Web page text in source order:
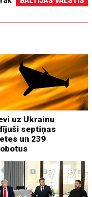
uz Ukrainu
septiņas
un 239